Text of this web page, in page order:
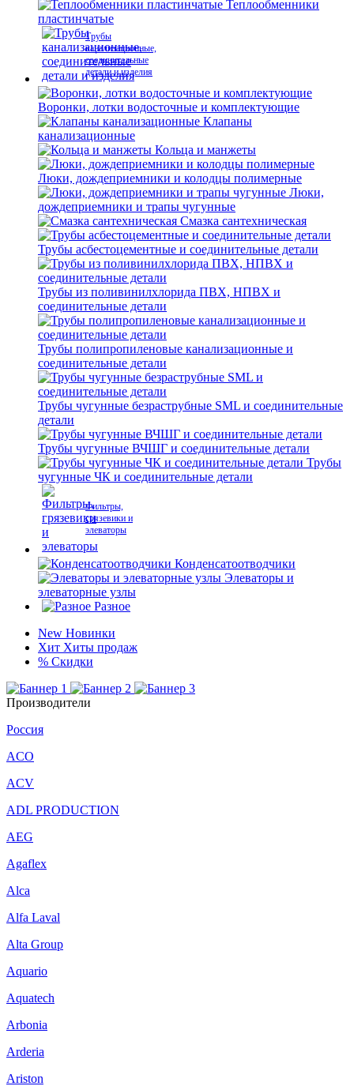
Теплообменники
пластинчатые
Трубы
канализационные,
соединительные
детали и изделия
Воронки, лотки водосточные и комплектующие
Клапаны
канализационные
Кольца и манжеты
Люки, дождеприемники и колодцы полимерные
Люки,
дождеприемники и трапы чугунные
Смазка сантехническая
Трубы асбестоцементные и соединительные детали
Трубы из поливинилхлорида ПВХ, НПВХ и
соединительные детали
Трубы полипропиленовые канализационные и
соединительные детали
Трубы чугунные безраструбные SML и соединительные
детали
Трубы чугунные ВЧШГ и соединительные детали
Трубы
чугунные ЧК и соединительные детали
Фильтры,
грязевики и
элеваторы
Конденсатоотводчики
Элеваторы и
элеваторные узлы
Разное
New Новинки
Хит Хиты продаж
% Скидки
Производители
Россия
ACO
ACV
ADL PRODUCTION
AEG
Agaflex
Alca
Alfa Laval
Alta Group
Aquario
Aquatech
Arbonia
Arderia
Ariston